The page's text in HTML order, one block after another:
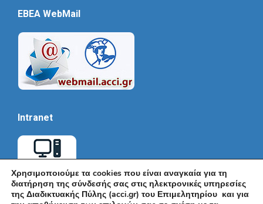
EBEA WebMail
Intranet
Χρησιμοποιούμε τα cookies που είναι αναγκαία για τη
διατήρηση της σύνδεσής σας στις ηλεκτρονικές υπηρεσίες
της Διαδικτυακής Πύλης (acci.gr) του Επιμελητηρίου και για